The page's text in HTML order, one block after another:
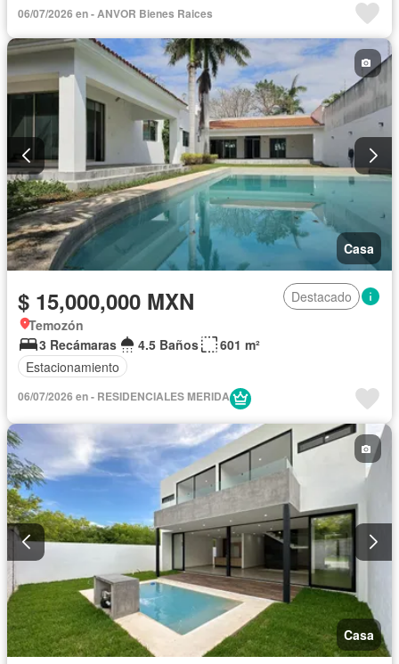
06/07/2026 en - ANVOR Bienes Raices
Casa
$ 15,000,000 MXN
Destacado
Temozón
3 Recámaras
4.5 Baños
601 m²
Estacionamiento
06/07/2026 en - RESIDENCIALES MERIDA
Casa